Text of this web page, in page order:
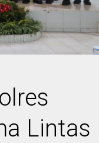
Lintas